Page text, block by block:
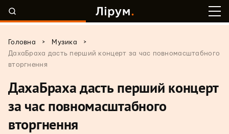
Головна > Музика
>
ДахаБраха дасть перший концерт за час повномасштабного
вторгнення
ДахаБраха дасть перший концерт
за час повномасштабного
вторгнення